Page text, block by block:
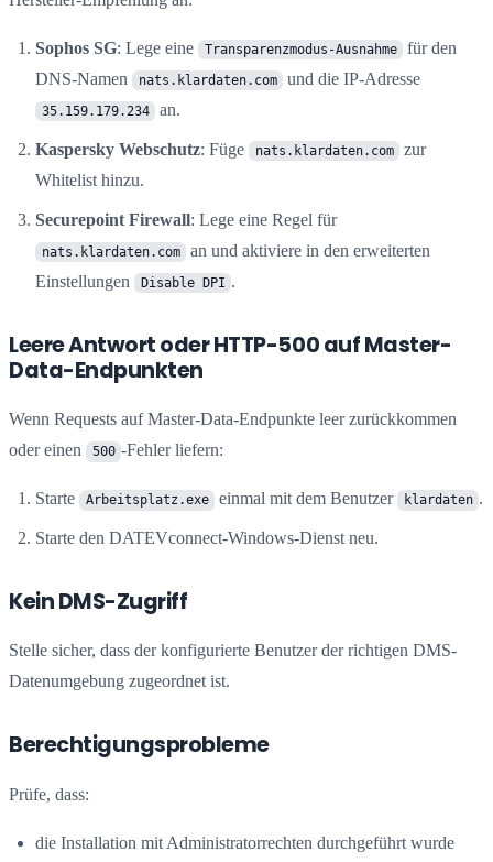
Sophos SG: Lege eine Transparenzmodus-Ausnahme
für den
DNS-Namen
nats.klardaten.com und die IP-Adresse
35.159.179.234 an.
Kaspersky Webschutz: Füge nats.klardaten.com
zur
Whitelist hinzu.
Securepoint Firewall: Lege eine Regel für
nats.klardaten.com
an und aktiviere in den erweiterten
Einstellungen
Disable DPI .
Leere Antwort oder HTTP-500 auf Master-
Data-Endpunkten
Wenn Requests auf Master-Data-Endpunkte leer zurückkommen
oder einen
500 -Fehler liefern:
Starte Arbeitsplatz.exe einmal mit dem Benutzer klardaten .
Starte den DATEVconnect-Windows-Dienst neu.
Kein DMS-Zugriff
Stelle sicher, dass der konfigurierte Benutzer der richtigen DMS-
Datenumgebung zugeordnet ist.
Berechtigungsprobleme
Prüfe, dass:
die Installation mit Administratorrechten durchgeführt wurde